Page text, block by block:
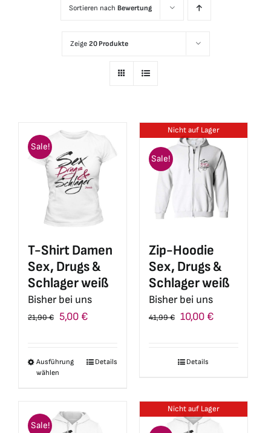
Sortieren nach Bewertung
Zeige 20 Produkte
Sale!
T-Shirt Damen
Sex, Drugs &
Schlager weiß
Bisher bei uns
21,90€
Ursprünglicher
21,90 €
5,00 €Aktueller
5,00 €.
Ausführung
wählen
Dieses
mehrere
Details
Nicht auf Lager
Sale!
Zip-Hoodie
Sex, Drugs &
Schlager weiß
Bisher bei uns
41,99€ Ursprünglicher
41,99 €
10,00 €Aktueller
Details
Sale!
Nicht auf Lager